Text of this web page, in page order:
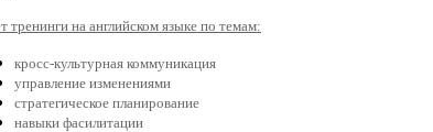
тренинги на английском языке по темам:
кросс-культурная коммуникация
управление изменениями
стратегическое планирование
навыки фасилитации